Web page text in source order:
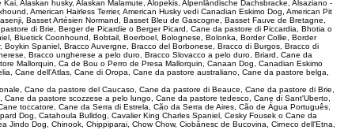
Alaskan husky, Alaskan Malamute, Alopekis, Alpenländische Dachsbracke, Alsaziano -
American Hairless Terrier, American Husky vedi Canadian Eskimo Dog, American Pit
Basset Artésien Normand, Basset Bleu de Gascogne, Basset Fauve de Bretagne,
di Brie, Berger de Picardie o Berger Picard, Cane da pastore di Piccardia, Bhotia o
Bluetick Coonhound, Bobtail, Boerboel, Bolognese, Bolonka, Border Collie, Border
Spaniel, Bracco Auvergne, Bracco del Borbonese, Bracco di Burgos, Bracco di
Bracco ungherese a pelo duro, Bracco Slovacco a pelo duro, Briard, Cane da
Mallorquin, Ca de Bou o Perro de Presa Mallorquin, Canaan Dog, Canadian Eskimo
Cane dell'Atlas, Cane di Oropa, Cane da pastore australiano, Cane da pastore belga,
Cane da pastore del Caucaso, Cane da pastore di Beauce, Cane da pastore di Brie,
da pastore scozzese a pelo lungo, Cane da pastore tedesco, Cane di Sant'Uberto,
toccatore, Cane da Serra di Estrela, Cão da Serra de Aires, Cão de Água Português,
Dog, Catahoula Bulldog, Cavalier King Charles Spaniel, Cesky Fousek o Cane da
Dog, Chinook, Chippiparai, Chow Chow, Ciobănesc de Bucovina, Cirneco dell'Etna,